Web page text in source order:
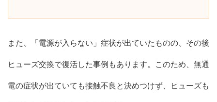
また、「電源が入らない」症状が出ていたものの、その後
ヒューズ交換で復活した事例もあります。このため、無通
電の症状が出ていても接触不良と決めつけず、ヒューズも